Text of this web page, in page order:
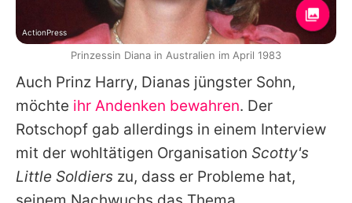
Auch Prinz Harry, Dianas jüngster Sohn,
möchte ihr Andenken bewahren. Der
Rotschopf gab allerdings in einem Interview
mit der wohltätigen Organisation Scotty's
Little Soldiers zu, dass er Probleme hat,
ActionPress
Prinzessin Diana in Australien im April 1983